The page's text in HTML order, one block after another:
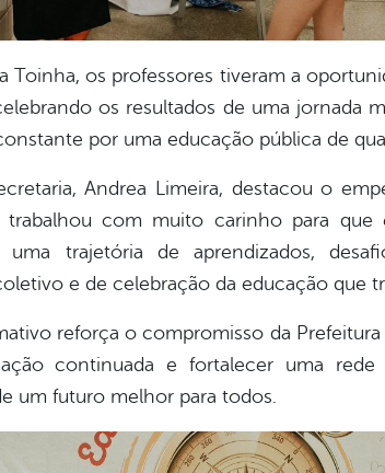
Toinha, os professores tiveram a
os resultados de uma jornada
por uma educação pública de
Andrea Limeira, destacou o
trabalhou com muito carinho para
trajetória de aprendizados,
e de celebração da educação que
reforça o compromisso da Prefeitura
continuada e fortalecer uma
um futuro melhor para todos.